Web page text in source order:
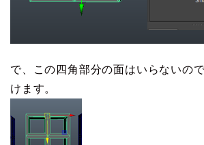
で、この四角部分の面はいらないの
けます。